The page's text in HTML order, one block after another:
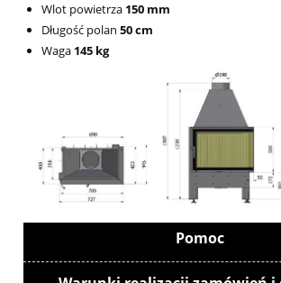
Wlot powietrza 150 mm
Długość polan 50 cm
Waga 145 kg
Pomoc